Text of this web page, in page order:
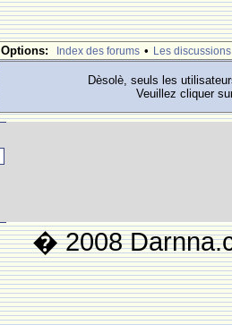
Options: Index des forums • Les discussions
Dèsolè, seuls les
Veuillez cliquer
� 2008